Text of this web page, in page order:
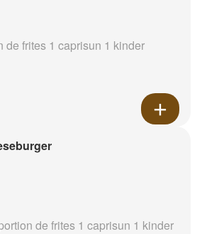
de frites 1 caprisun 1 kinder
de frites 1 caprisun 1 kinder